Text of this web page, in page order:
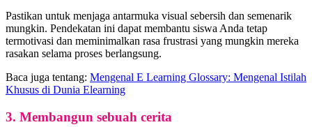
Pastikan untuk menjaga antarmuka visual sebersih dan semenarik
mungkin. Pendekatan ini dapat membantu siswa Anda tetap
termotivasi dan meminimalkan rasa frustrasi yang mungkin mereka
rasakan selama proses berlangsung.
Baca juga tentang: Mengenal E Learning Glossary: Mengenal Istilah
Khusus di Dunia Elearning
3. Membangun sebuah cerita